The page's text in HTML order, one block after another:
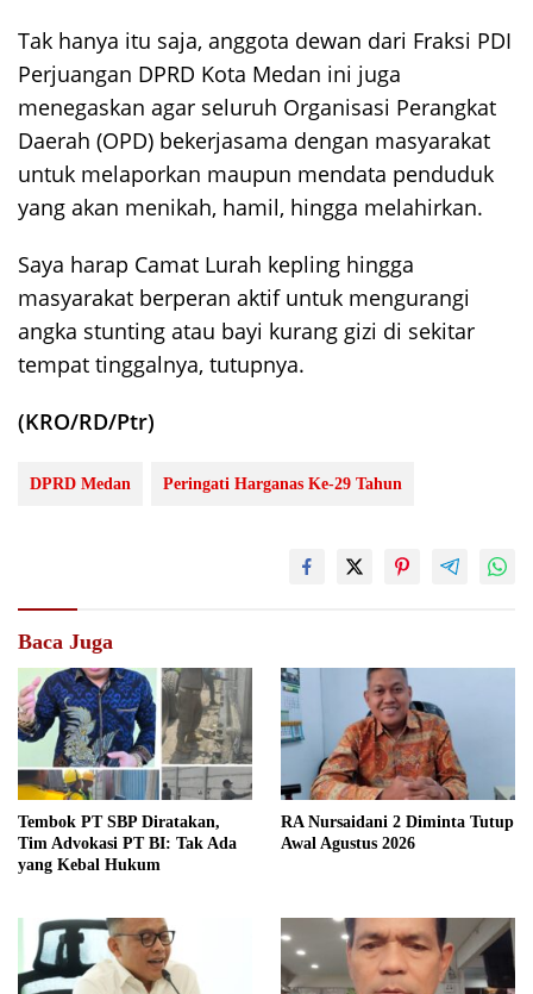
Tak hanya itu saja, anggota dewan dari Fraksi PDI
Perjuangan DPRD Kota Medan ini juga
menegaskan agar seluruh Organisasi Perangkat
Daerah (OPD) bekerjasama dengan masyarakat
untuk melaporkan maupun mendata penduduk
yang akan menikah, hamil, hingga melahirkan.
Saya harap Camat Lurah kepling hingga
masyarakat berperan aktif untuk mengurangi
angka stunting atau bayi kurang gizi di sekitar
tempat tinggalnya, tutupnya.
(KRO/RD/Ptr)
DPRD Medan Peringati Harganas Ke-29 Tahun
Baca Juga
Tembok PT SBP Diratakan,
Tim Advokasi PT BI: Tak Ada
yang Kebal Hukum
RA Nursaidani 2 Diminta Tutup
Awal Agustus 2026